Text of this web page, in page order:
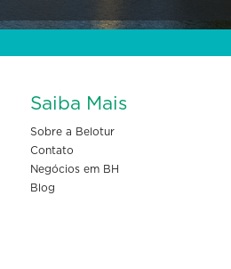
Saiba Mais
Sobre a Belotur
Contato
Negócios em BH
Blog